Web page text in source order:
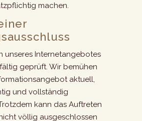
machen.
unseres Internetangebotes
geprüft. Wir bemühen
aktuell,
und vollständig
kann das Auftreten
völlig ausgeschlossen